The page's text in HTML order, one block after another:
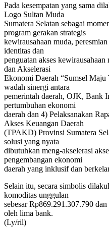
Pada kesempatan yang sama
Logo Sultan Muda
Sumatera Selatan sebagai
program gerakan strategis
kewirausahaan muda,
identitas dan
penguatan akses
dan Akselerasi
Ekonomi Daerah “Sumsel Maju
wadah sinergi antara
pemerintah daerah, OJK, Bank
pertumbuhan ekonomi
daerah dan 4) Pelaksanakan
Akses Keuangan Daerah
(TPAKD) Provinsi Sumatera
solusi yang nyata
dibutuhkan meng-akselerasi
pengembangan ekonomi
daerah yang inklusif dan
Selain itu, secara simbolis
komoditas unggulan
sebesar Rp869.291.307.790
oleh lima bank.
(Ly/ril)